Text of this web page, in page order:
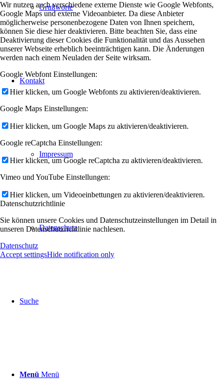
Grußworte
Kontakt
Impressum
Datenschutz
Suche
Menü Menü
Wir nutzen auch verschiedene externe Dienste wie Google Webfonts,
Google Maps und externe Videoanbieter. Da diese Anbieter
möglicherweise personenbezogene Daten von Ihnen speichern,
können Sie diese hier deaktivieren. Bitte beachten Sie, dass eine
Deaktivierung dieser Cookies die Funktionalität und das Aussehen
unserer Webseite erheblich beeinträchtigen kann. Die Änderungen
werden nach einem Neuladen der Seite wirksam.
Google Webfont Einstellungen:
Hier klicken, um Google Webfonts zu aktivieren/deaktivieren.
Google Maps Einstellungen:
Hier klicken, um Google Maps zu aktivieren/deaktivieren.
Google reCaptcha Einstellungen:
Hier klicken, um Google reCaptcha zu aktivieren/deaktivieren.
Vimeo und YouTube Einstellungen:
Hier klicken, um Videoeinbettungen zu aktivieren/deaktivieren.
Datenschutzrichtlinie
Sie können unsere Cookies und Datenschutzeinstellungen im Detail in
unseren Datenschutzrichtlinie nachlesen.
Datenschutz
Accept settingsHide notification only